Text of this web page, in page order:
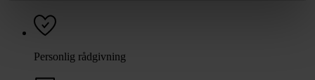
Personlig rådgivning